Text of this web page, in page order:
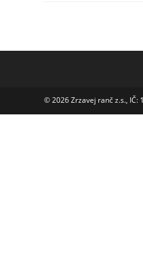
© 2026 Zrzavej ranč z.s., IČ: